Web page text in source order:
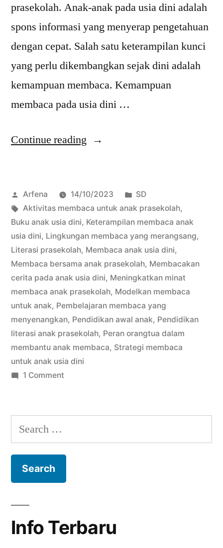
prasekolah. Anak-anak pada usia dini adalah
spons informasi yang menyerap pengetahuan
dengan cepat. Salah satu keterampilan kunci
yang perlu dikembangkan sejak dini adalah
kemampuan membaca. Kemampuan
membaca pada usia dini …
Continue reading “Tips
Mengembangkan
Kemampuan
Membaca
Anak
Usia
Dini”
Posted
by
Arfena 14/10/2023
Posted
in
SD
Tags:
Aktivitas membaca untuk anak prasekolah,
Buku anak usia dini, Keterampilan membaca anak
usia dini, Lingkungan membaca yang merangsang,
Literasi prasekolah, Membaca anak usia dini,
Membaca bersama anak prasekolah, Membacakan
cerita pada anak usia dini, Meningkatkan minat
membaca anak prasekolah, Modelkan membaca
untuk anak, Pembelajaran membaca yang
menyenangkan, Pendidikan awal anak, Pendidikan
literasi anak prasekolah, Peran orangtua dalam
membantu anak membaca, Strategi membaca
untuk anak usia dini
1 Commenton
untuk
Kemampuan
Membaca
Search
for:
Info Terbaru